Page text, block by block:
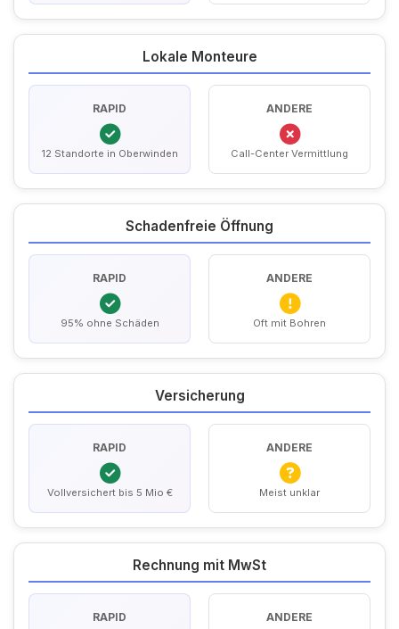
Lokale Monteure
RAPID
12 Standorte in Oberwinden
ANDERE
Call-Center Vermittlung
Schadenfreie Öffnung
RAPID
95% ohne Schäden
ANDERE
Oft mit Bohren
Versicherung
RAPID
Vollversichert bis 5 Mio €
ANDERE
Meist unklar
Rechnung mit MwSt
RAPID ANDERE